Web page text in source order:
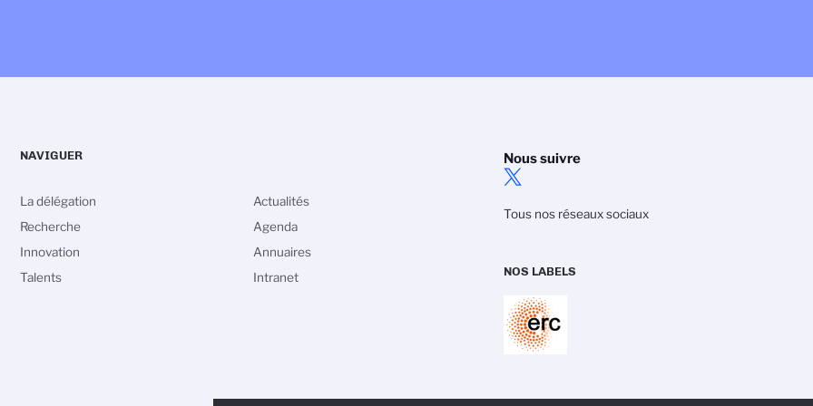
Nous suivre
Tous nos réseaux sociaux
NOS LABELS
NAVIGUER
La délégation
Recherche
Innovation
Talents
Actualités
Agenda
Annuaires
Intranet